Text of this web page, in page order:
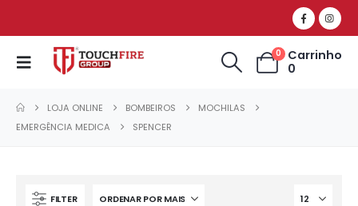
0
Carrinho
0
LOJA ONLINE BOMBEIROS
MOCHILAS
EMERGÊNCIA MEDICA
SPENCER
FILTER